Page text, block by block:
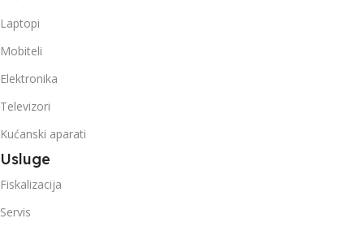
Laptopi
Mobiteli
Elektronika
Televizori
Kućanski aparati
Usluge
Fiskalizacija
Servis